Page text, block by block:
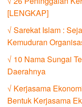
[LENGKAP]
√ Sarekat Islam :
Kemuduran
√ 10 Nama Sungai
Daerahnya
√ Kerjasama
Bentuk Kerjasama